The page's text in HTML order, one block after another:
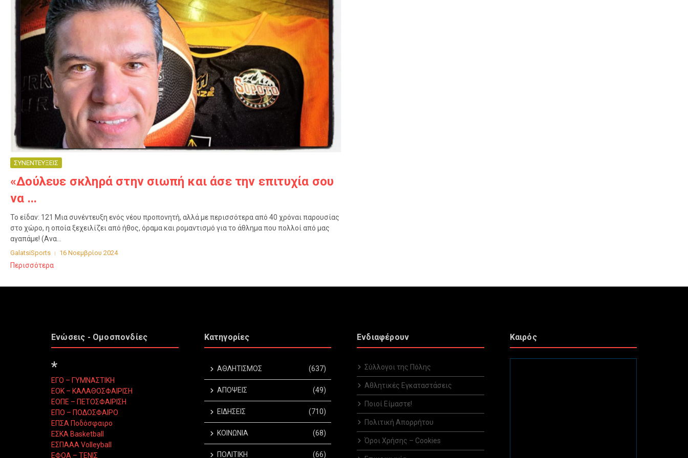
ΣΥΝΕΝΤΕΥΞΕΙΣ
«Δούλευε σκληρά στην σιωπή και άσε την επιτυχία σου
να ...
Το είδαν: 121 Μια συνέντευξη ενός νέου προπονητή, αλλά με περισσότερα από 40 χρόναι παρουσίας
στο χώρο, η οποία ξεχειλίζει από ήθος, όραμα και ρομαντισμό για το άθλημα που πολλοί από μας
αγαπάμε! (Ανα...
GalatsiSports 16 Νοεμβρίου 2024
Περισσότερα
Ενώσεις - Ομοσπονδίες
*
ΕΓΟ – ΓΥΜΝΑΣΤΙΚΗ
ΕΟΚ – ΚΑΛΑΘΟΣΦΑΙΡΙΣΗ
ΕΟΠΕ – ΠΕΤΟΣΦΑΙΡΙΣΗ
ΕΠΟ – ΠΟΔΟΣΦΑΙΡΟ
ΕΠΣΑ Ποδόσφαιρο
ΕΣΚΑ Basketball
ΕΣΠΑΑΑ Volleyball
ΕΦΟΑ – ΤΕΝΙΣ
Κατηγορίες
ΑΘΛΗΤΙΣΜΟΣ (637)
ΑΠΟΨΕΙΣ (49)
ΕΙΔΗΣΕΙΣ (710)
ΚΟΙΝΩΝΙΑ (68)
ΠΟΛΙΤΙΚΗ (66)
Ενδιαφέρουν
Σύλλογοι της Πόλης
Αθλητικές Εγκαταστάσεις
Ποιοί Είμαστε!
Πολιτική Απορρήτου
Όροι Χρήσης – Cookies
Καιρός